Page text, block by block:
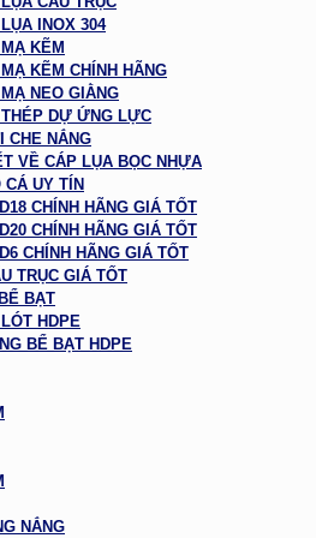
INOX 304
KẼM
KẼM CHÍNH HÃNG
NEO GIẰNG
DỰ ỨNG LỰC
CHE NẮNG
VỀ CÁP LỤA BỌC NHỰA
UY TÍN
CHÍNH HÃNG GIÁ TỐT
CHÍNH HÃNG GIÁ TỐT
CHÍNH HÃNG GIÁ TỐT
TRỤC GIÁ TỐT
BẠT
HDPE
BỂ BẠT HDPE
NẮNG